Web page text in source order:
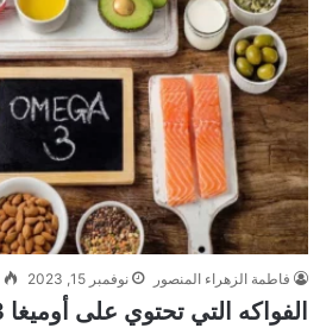
فاطمة الزهراء المنصور نوفمبر 15, 2023